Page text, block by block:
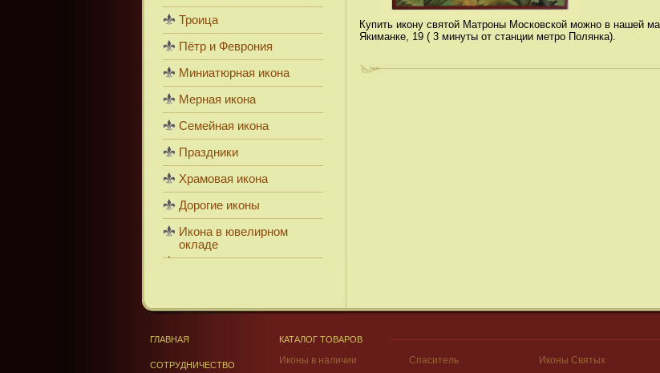
Купить икону святой Матроны Московской можно в нашей
Якиманке, 19 ( 3 минуты от станции метро Полянка).
Троица
Пётр и Феврония
Миниатюрная икона
Мерная икона
Семейная икона
Праздники
Храмовая икона
Дорогие иконы
Икона в ювелирном
окладе
ГЛАВНАЯ
СОТРУДНИЧЕСТВО
КАТАЛОГ ТОВАРОВ
Иконы в наличии Спаситель Иконы Святых